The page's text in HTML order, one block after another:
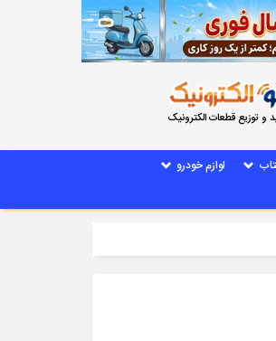
و توزیع قطعات الکترونیک
لوازم خودرو